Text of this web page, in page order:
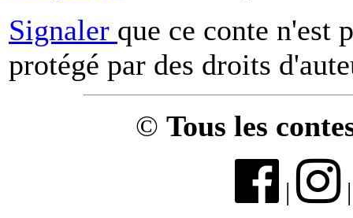
Signaler que ce conte n'est
protégé par des droits
© Tous les
|